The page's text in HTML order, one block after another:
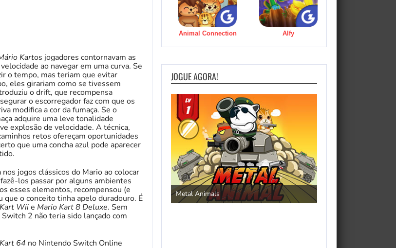
Kartos jogadores contornavam as
ao navegar em uma curva. Se
o tempo, mas teriam que evitar
eles girariam como se tivessem
o drift, que recompensa
o escorregador faz com que os
modifica a cor da fumaça. Se o
adquire uma leve tonalidade
explosão de velocidade. A técnica,
retos ofereçam oportunidades
que uma concha azul pode aparecer
jogos clássicos do Mario ao colocar
los passar por alguns ambientes
esses elementos, recompensou (e
que o conceito tinha apelo duradouro. É
Wiie Mario Kart 8 Deluxe. Sem
2 não teria sido lançado com
64 no Nintendo Switch Online
Animal Connection Alfy
JOGUE AGORA!
Jogos de Aventura
Metal Animals